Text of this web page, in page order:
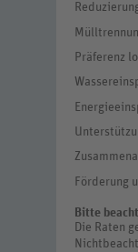
Präferenz
Förderung
Bitte
Die Raten